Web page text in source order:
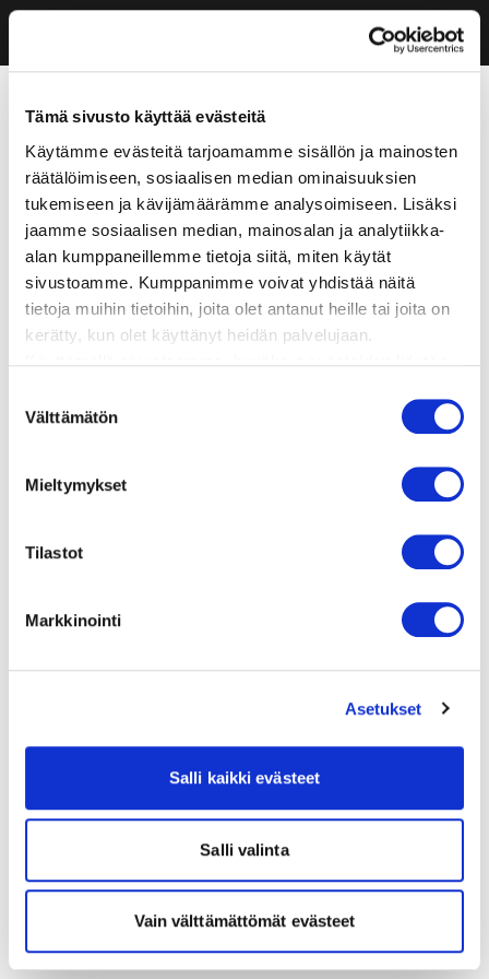
Tämä sivusto käyttää evästeitä
Käytämme evästeitä tarjoamamme sisällön ja mainosten
räätälöimiseen, sosiaalisen median ominaisuuksien
tukemiseen ja kävijämäärämme analysoimiseen. Lisäksi
jaamme sosiaalisen median, mainosalan ja analytiikka-
alan kumppaneillemme tietoja siitä, miten käytät
sivustoamme. Kumppanimme voivat yhdistää näitä
tietoja muihin tietoihin, joita olet antanut heille tai joita on
kerätty, kun olet käyttänyt heidän palvelujaan.
valinta
Välttämätön
Mieltymykset
Tilastot
Markkinointi
Asetukset
Salli kaikki evästeet
Salli valinta
Vain välttämättömät evästeet